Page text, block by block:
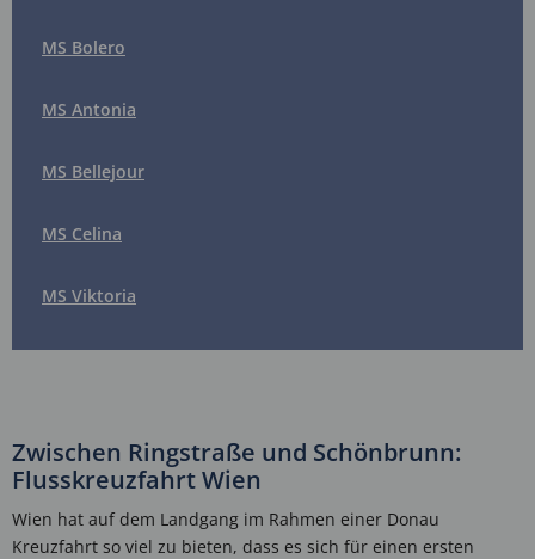
MS Bolero
MS Antonia
MS Bellejour
MS Celina
MS Viktoria
Zwischen Ringstraße und Schönbrunn:
Flusskreuzfahrt Wien
Wien hat auf dem Landgang im Rahmen einer Donau
Kreuzfahrt so viel zu bieten, dass es sich für einen ersten